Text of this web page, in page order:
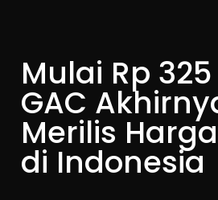
Mulai Rp
GAC
Merilis
di Indonesia